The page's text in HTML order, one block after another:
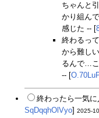
ちゃんと
かり組ん
感じた -- [
終わるっ
から難し
るんで…
-- [
終わったら一気
SqDqqhOlVyo] 2025-